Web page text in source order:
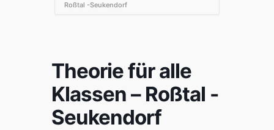
Roßtal -Seukendorf
Theorie für alle
Klassen – Roßtal -
Seukendorf